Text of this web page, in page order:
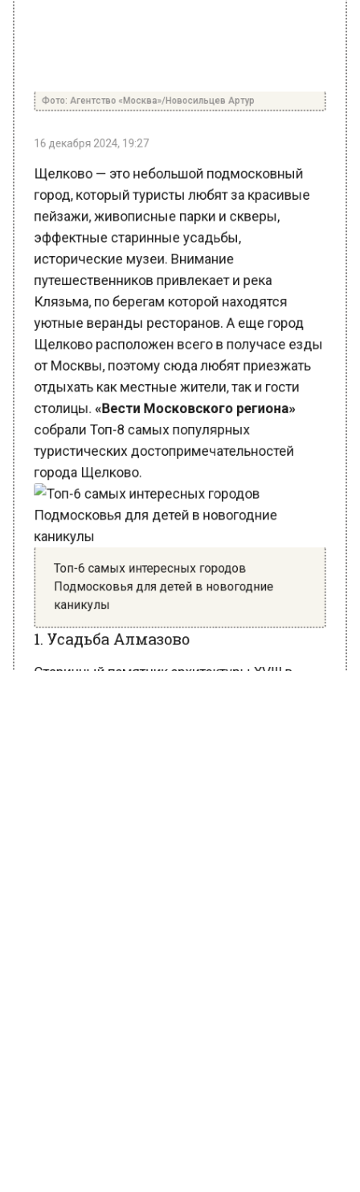
город, который туристы любят за красивые
пейзажи, живописные парки и скверы,
эффектные старинные усадьбы,
путешественников привлекает и река
Клязьма, по берегам которой находятся
уютные веранды ресторанов. А еще город
Щелково расположен всего в получасе езды
от Москвы, поэтому сюда любят приезжать
отдыхать как местные жители, так и гости
столицы.«Вести Московского региона»
собрали Топ-8 самых популярных
туристических достопримечательностей
города Щелково.
Топ-6 самых интересных городов
Подмосковья для детей в новогодние
каникулы
1. Усадьба Алмазово
Старинный памятник архитектуры XVIII в.
находится всего в 5 км от центра города. Он
представляет собой великолепную
дворянскую усадьбу, которая состоит из